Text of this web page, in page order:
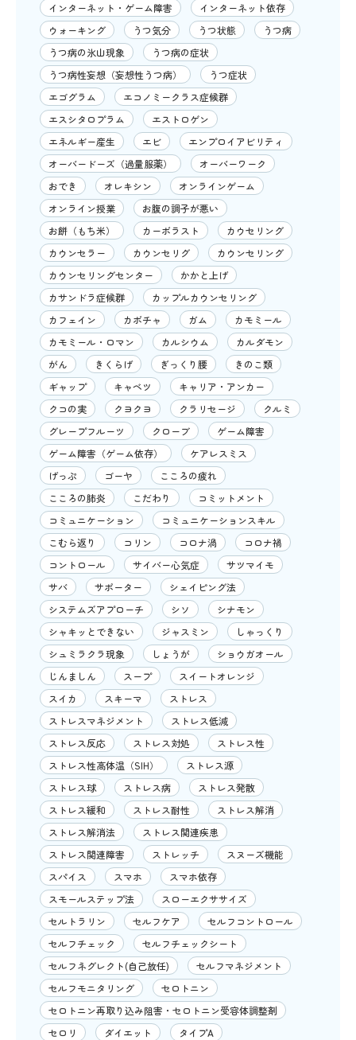
インターネット・ゲーム障害
インターネット依存
ウォーキング
うつ気分 うつ状態
うつ病
うつ病の氷山現象
うつ病の症状
うつ病性妄想（妄想性うつ病）
うつ症状
エゴグラム
エコノミークラス症候群
エスシタロプラム
エストロゲン
エネルギー産生
エビ
エンプロイアビリティ
オーバードーズ（過量服薬）
オーバーワーク
おでき
オレキシン
オンラインゲーム
オンライン授業
お腹の調子が悪い
お餅（もち米）
カーボラスト
カウセリング
カウンセラー
カウンセリグ
カウンセリング
カウンセリングセンター
かかと上げ
カサンドラ症候群
カップルカウンセリング
カフェイン
カボチャ ガム
カモミール
カモミール・ロマン
カルシウム
カルダモン
がん
きくらげ ぎっくり腰
きのこ類
ギャップ
キャベツ
キャリア・アンカー
クコの実
クヨクヨ クラリセージ
クルミ
グレープフルーツ
クローブ
ゲーム障害
ゲーム障害（ゲーム依存）
ケアレスミス
げっぷ
ゴーヤ
こころの疲れ
こころの肺炎
こだわり
コミットメント
コミュニケーション
コミュニケーションスキル
こむら返り
コリン コロナ渦
コロナ禍
コントロール
サイバー心気症
サツマイモ
サバ
サポーター
シェイピング法
システムズアプローチ
シソ
シナモン
シャキッとできない
ジャスミン
しゃっくり
シュミラクラ現象
しょうが
ショウガオール
じんましん
スープ
スイートオレンジ
スイカ
スキーマ
ストレス
ストレスマネジメント
ストレス低減
ストレス反応
ストレス対処
ストレス性
ストレス性高体温（SIH）
ストレス源
ストレス球
ストレス病
ストレス発散
ストレス緩和
ストレス耐性
ストレス解消
ストレス解消法
ストレス関連疾患
ストレス関連障害
ストレッチ
スヌーズ機能
スパイス
スマホ
スマホ依存
スモールステップ法
スローエクササイズ
セルトラリン
セルフケア
セルフコントロール
セルフチェック
セルフチェックシート
セルフネグレクト(自己放任)
セルフマネジメント
セルフモニタリング
セロトニン
セロトニン再取り込み阻害・セロトニン受容体調整剤
セロリ
ダイエット
タイプA